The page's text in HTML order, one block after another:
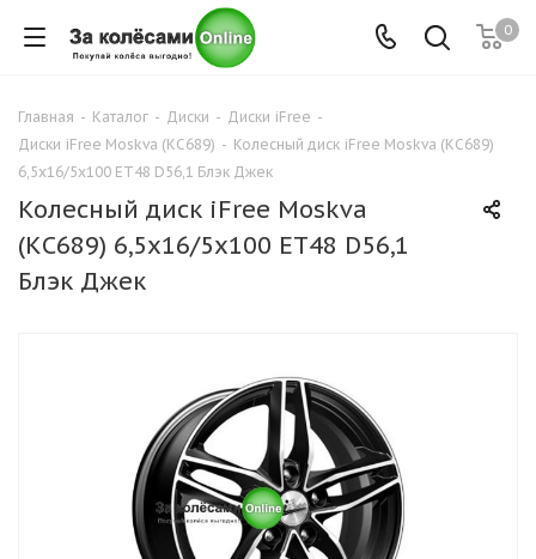
0
Главная - Каталог - Диски - Диски iFree -
Диски iFree Moskva (КС689) - Колесный диск iFree Moskva (КС689)
6,5x16/5x100 ET48 D56,1 Блэк Джек
Колесный диск iFree Moskva
(КС689) 6,5x16/5x100 ET48 D56,1
Блэк Джек